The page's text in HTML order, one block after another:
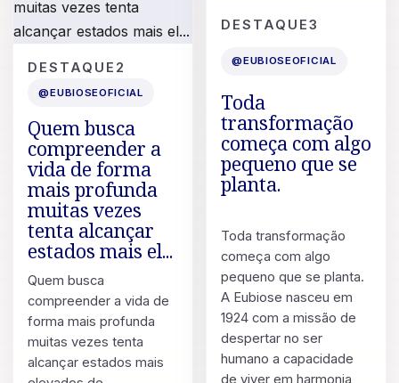
13 DE JUL. DE 2026
DESTAQUE2
@EUBIOSEOFICIAL
Quem busca
compreender a
vida de forma
mais profunda
muitas vezes
tenta alcançar
estados mais el...
Quem busca
compreender a vida de
forma mais profunda
muitas vezes tenta
alcançar estados mais
DESTAQUE3
@EUBIOSEOFICIAL
Toda
transformação
começa com algo
pequeno que se
planta.
Toda transformação
começa com algo
pequeno que se planta.
A Eubiose nasceu em
1924 com a missão de
despertar no ser
humano a capacidade
de viver em harmonia